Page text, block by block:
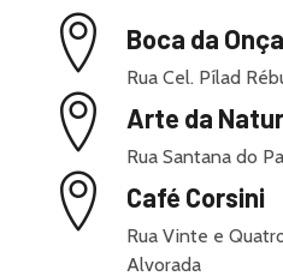
Boca da Onça
Rua Cel. Pílad
Arte da
Rua Santana do
Café Corsini
Rua Vinte e
Alvorada